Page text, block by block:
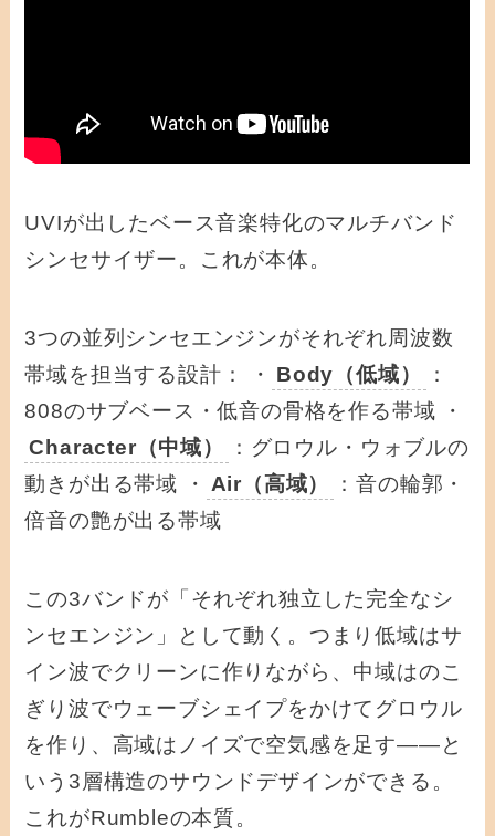
UVIが出したベース音楽特化のマルチバンド
シンセサイザー。これが本体。
3つの並列シンセエンジンがそれぞれ周波数
帯域を担当する設計： ・
Body（低域）
：
808のサブベース・低音の骨格を作る帯域 ・
Character（中域）
：グロウル・ウォブルの
動きが出る帯域 ・
Air（高域）
：音の輪郭・
倍音の艶が出る帯域
この3バンドが「それぞれ独立した完全なシ
ンセエンジン」として動く。つまり低域はサ
イン波でクリーンに作りながら、中域はのこ
ぎり波でウェーブシェイプをかけてグロウル
を作り、高域はノイズで空気感を足す——と
いう3層構造のサウンドデザインができる。
これがRumbleの本質。